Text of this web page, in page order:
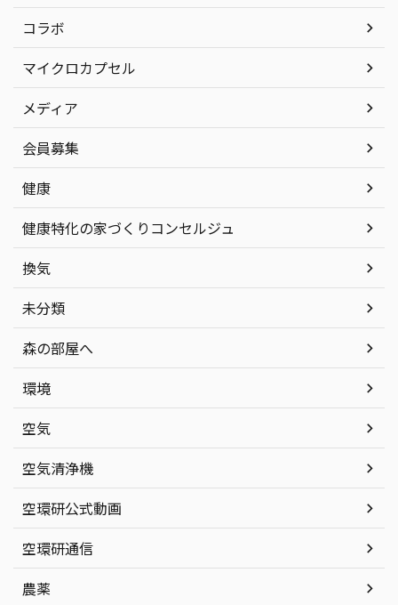
コラボ
マイクロカプセル
メディア
会員募集
健康
健康特化の家づくりコンセルジュ
換気
未分類
森の部屋へ
環境
空気
空気清浄機
空環研公式動画
空環研通信
農薬